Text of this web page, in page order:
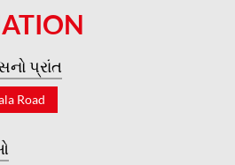
પ્રાંત
Road